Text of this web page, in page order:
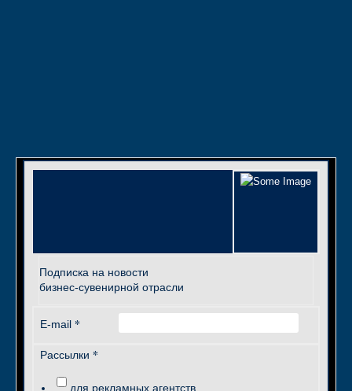
Подписка на новости
бизнес-сувенирной отрасли
E-mail *
Рассылки *
для рекламных агентств